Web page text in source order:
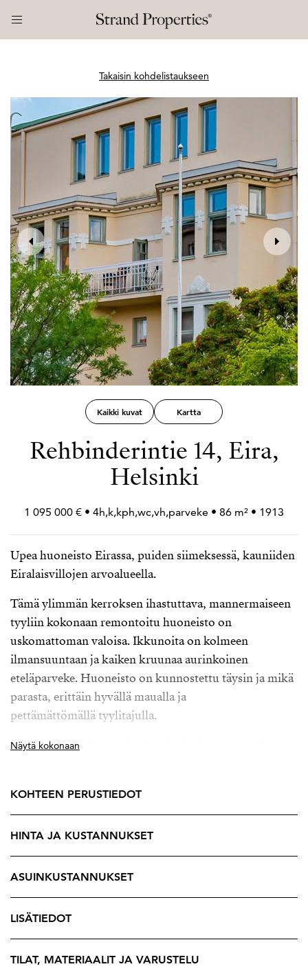
Takaisin kohdelistaukseen
Kaikki kuvat Kartta
Rehbinderintie 14, Eira,
Helsinki
1 095 000 € • 4h,k,kph,wc,vh,parveke • 86 m² • 1913
Upea huoneisto Eirassa, puiden siimeksessä, kauniiden
Eiralaisvillojen arvoalueella.
Tämä ylimmän kerroksen ihastuttava, mannermaiseen
tyyliin kokonaan remontoitu huoneisto on
uskomattoman valoisa. Ikkunoita on kolmeen
ilmansuuntaan ja kaiken kruunaa aurinkoinen
eteläparveke. Huoneisto on kunnostettu täysin ja mikä
parasta, erittäin hyvällä maualla ja
pettämättömällä tyylitajulla.
Katseenvangitsijana toimii vaalea kalanruotoparketti,
sisustusmateriaalina myös pesutiloissa ja keittiössä
pehmentämään vahvoja sävyjä. Tässä kodissa on
runsaasti tarkkaan harkittuja yksityiskohtia,
Integroituja valaisimia, ripaus vanhaa tiiltä, valkoista,
mustaa, tammea. Mikä yhdistelmä, wow!
Makuuhuoneita on kolme, joista yksi on vähän
pienempi ja sopii mainiosti vaikka vierashuoneeksi tai
Näytä kokonaan
KOHTEEN PERUSTIEDOT
HINTA JA KUSTANNUKSET
ASUINKUSTANNUKSET
LISÄTIEDOT
TILAT, MATERIAALIT JA VARUSTELU